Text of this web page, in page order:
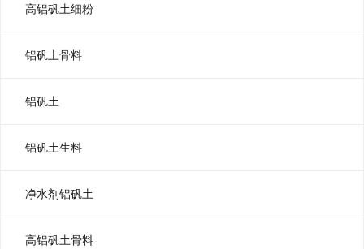
高铝矾土细粉
铝矾土骨料
铝矾土
铝矾土生料
净水剂铝矾土
高铝矾土骨料